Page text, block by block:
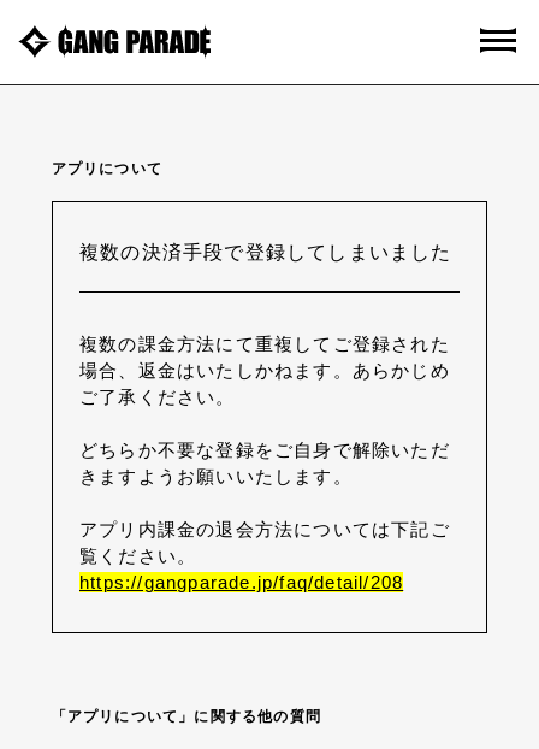
アプリについて
複数の決済手段で登録してしまいました
複数の課金方法にて重複してご登録された
場合、返金はいたしかねます。あらかじめ
ご了承ください。
どちらか不要な登録をご自身で解除いただ
きますようお願いいたします。
アプリ内課金の退会方法については下記ご
覧ください。
https://gangparade.jp/faq/detail/208
「アプリについて」に関する他の質問